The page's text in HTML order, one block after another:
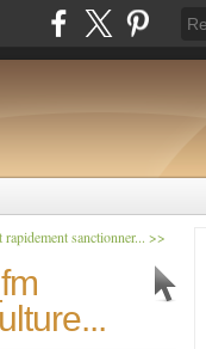
sanctionner... >>